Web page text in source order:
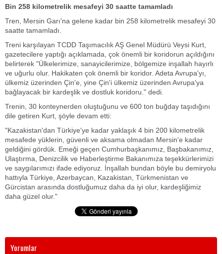
Bin 258 kilometrelik mesafeyi 30 saatte tamamladı
Tren, Mersin Garı'na gelene kadar bin 258 kilometrelik mesafeyi 30
saatte tamamladı
Treni karşılayan TCDD Taşımacılık AŞ Genel Müdürü Veysi Kurt,
gazetecilere yaptığı açıklamada, çok önemli bir koridorun açıldığını
belirterek "Ülkelerimize, sanayicilerimize, bölgemize inşallah hayırlı
ve uğurlu olur. Hakikaten çok önemli bir koridor. Adeta Avrupa'yı,
ülkemiz üzerinden Çin'e, yine Çin'i ülkemiz üzerinden Avrupa'ya
bağlayacak bir kardeşlik ve dostluk koridoru." dedi.
Trenin, 30 konteynerden oluştuğunu ve 600 ton buğday taşıdığını
dile getiren Kurt, şöyle devam etti:
"Kazakistan'dan Türkiye'ye kadar yaklaşık 4 bin 200 kilometrelik
mesafede yüklerin, güvenli ve aksama olmadan Mersin'e kadar
geldiğini gördük. Emeği geçen Cumhurbaşkanımız, Başbakanımız,
Ulaştırma, Denizcilik ve Haberleştirme Bakanımıza teşekkürlerimizi
ve saygılarımızı ifade ediyoruz. İnşallah bundan böyle bu demiryolu
hattıyla Türkiye, Azerbaycan, Kazakistan, Türkmenistan ve
Gürcistan arasında dostluğumuz daha da iyi olur, kardeşliğimiz
daha güzel olur."
Yorumlar